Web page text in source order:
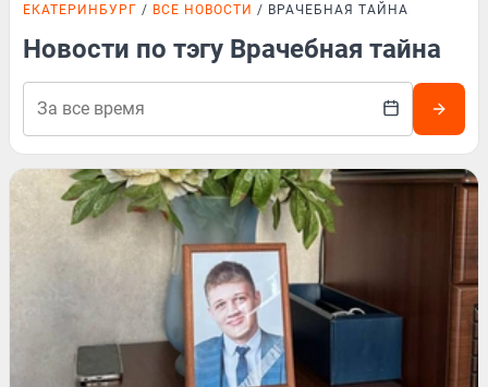
ЕКАТЕРИНБУРГ ВСЕ НОВОСТИ ВРАЧЕБНАЯ ТАЙНА
Новости по тэгу Врачебная тайна